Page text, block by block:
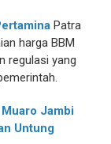
Patra
harga BBM
regulasi yang
Jambi
Untung